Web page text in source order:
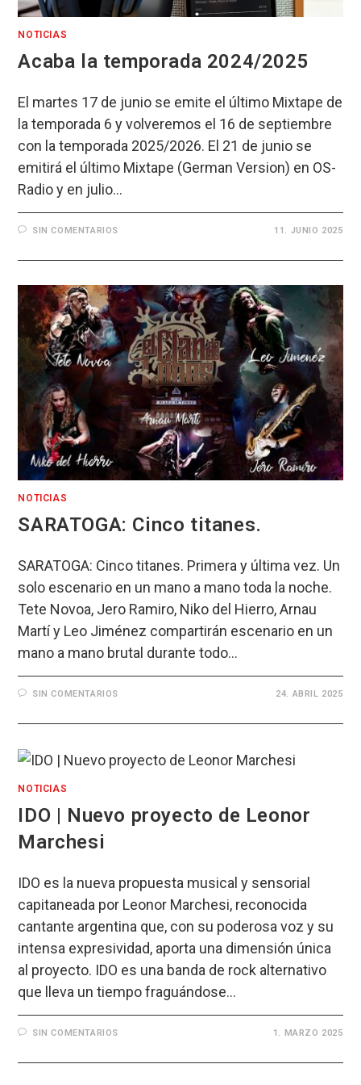
NOTICIAS
Acaba la temporada 2024/2025
El martes 17 de junio se emite el último Mixtape de
la temporada 6 y volveremos el 16 de septiembre
con la temporada 2025/2026. El 21 de junio se
emitirá el último Mixtape (German Version) en OS-
Radio y en julio…
SIN COMENTARIOS 11. JUNIO 2025
NOTICIAS
SARATOGA: Cinco titanes.
SARATOGA: Cinco titanes. Primera y última vez. Un
solo escenario en un mano a mano toda la noche.
Tete Novoa, Jero Ramiro, Niko del Hierro, Arnau
Martí y Leo Jiménez compartirán escenario en un
mano a mano brutal durante todo…
SIN COMENTARIOS 24. ABRIL 2025
NOTICIAS
IDO | Nuevo proyecto de Leonor
Marchesi
IDO es la nueva propuesta musical y sensorial
capitaneada por Leonor Marchesi, reconocida
cantante argentina que, con su poderosa voz y su
intensa expresividad, aporta una dimensión única
al proyecto. IDO es una banda de rock alternativo
que lleva un tiempo fraguándose…
SIN COMENTARIOS 1. MARZO 2025